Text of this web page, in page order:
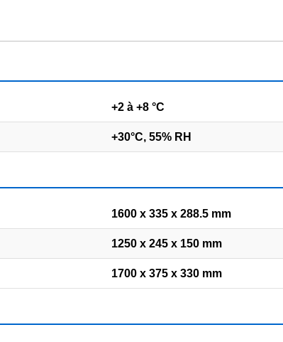
+2 à +8 °C
+30°C, 55% RH
1600 x 335 x 288.5 mm
1250 x 245 x 150 mm
1700 x 375 x 330 mm